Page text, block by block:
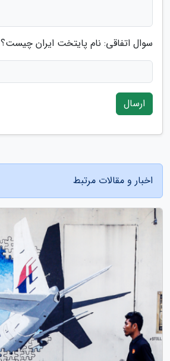
سوال اتفاقی: نام پایتخت ایران چیست؟
ارسال
اخبار و مقالات مرتبط